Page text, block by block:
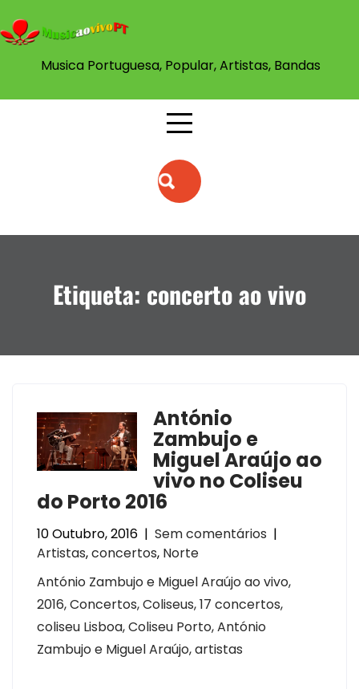
to
content
Musica Portuguesa, Popular, Artistas, Bandas
Etiqueta: concerto ao vivo
António
Zambujo e
Miguel Araújo ao
vivo no Coliseu
do Porto 2016
10 Outubro, 2016 | Sem comentários |
Artistas,concertos, Norte
António Zambujo e Miguel Araújo ao vivo,
2016, Concertos, Coliseus, 17 concertos,
coliseu Lisboa, Coliseu Porto, António
Zambujo e Miguel Araújo, artistas